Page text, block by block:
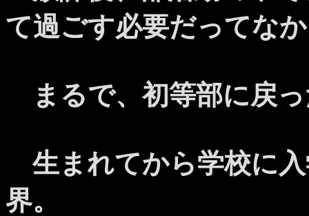
て過ごす必要だってな
まるで、初等部に戻
生まれてから学校に
界。